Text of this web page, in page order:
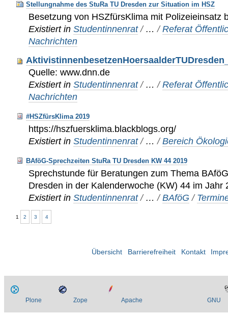
Stellungnahme des StuRa TU Dresden zur Situation im HSZ
Besetzung von HSZfürsKlima mit Polizeieinsatz
Existiert in Studentinnenrat / …/Referat
Nachrichten
Quelle: www.dnn.de
Existiert in Studentinnenrat / …/Referat
Nachrichten
#HSZfürsKlima 2019
https://hszfuersklima.blackblogs.org/
Existiert in Studentinnenrat / …/Bereich
BAföG-Sprechzeiten StuRa TU Dresden KW 44 2019
Sprechstunde für Beratungen zum Thema
Dresden in der Kalenderwoche (KW) 44 im Jahr
Existiert in Studentinnenrat / …/BAföG /
1 2 3 4
Übersicht Barrierefreiheit Kontakt
Plone Zope Apache GNU